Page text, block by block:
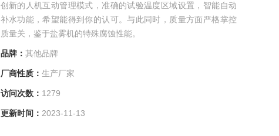
创新的人机互动管理模式，准确的试验温度区域设置，智能自动
补水功能，希望能得到你的认可。与此同时，质量方面严格掌控
质量关，鉴于盐雾机的特殊腐蚀性能。
品牌： 其他品牌
厂商性质： 生产厂家
访问次数： 1279
更新时间： 2023-11-13